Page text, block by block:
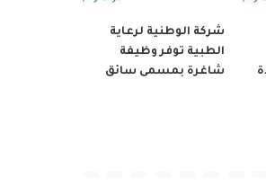
شركة الوطنية لرعاية
الطبية توفر وظيفة
شاغرة بمسمى سائق